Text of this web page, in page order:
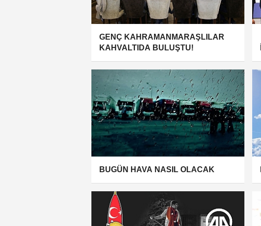
GENÇ KAHRAMANMARAŞLILAR
KAHVALTIDA BULUŞTU!
BUGÜN HAVA NASIL OLACAK